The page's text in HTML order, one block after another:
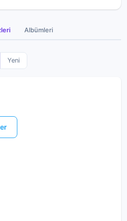
Albümleri
Yeni